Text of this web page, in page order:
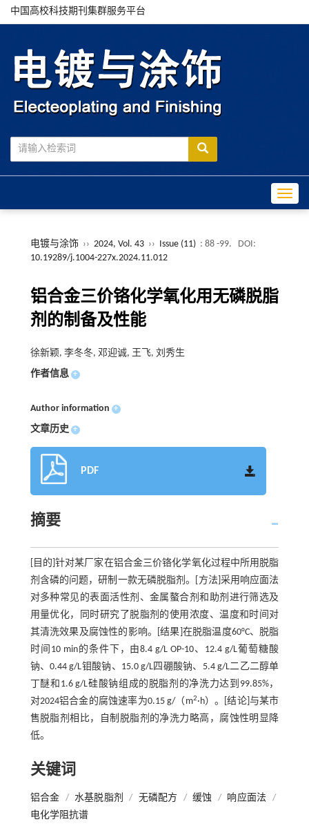
中国高校科技期刊集群服务平台
电镀与涂饰 ›› 2024, Vol. 43 ›› Issue (11) : 88 -99.
DOI:
10.19289/j.1004-227x.2024.11.012
铝合金三价铬化学氧化用无磷脱脂
剂的制备及性能
徐新颖, 李冬冬, 邓迎诚, 王飞, 刘秀生
作者信息 +
Author information +
文章历史 +
PDF
摘要
[目的]针对某厂家在铝合金三价铬化学氧化过程中所用脱脂
剂含磷的问题，研制一款无磷脱脂剂。[方法]采用响应面法
对多种常见的表面活性剂、金属螯合剂和助剂进行筛选及
用量优化，同时研究了脱脂剂的使用浓度、温度和时间对
其清洗效果及腐蚀性的影响。[结果]在脱脂温度60°C、脱脂
时间10 min的条件下，由8.4 g/L OP-10、12.4 g/L葡萄糖酸
钠、0.44 g/L钼酸钠、15.0 g/L四硼酸钠、5.4 g/L二乙二醇单
丁醚和1.6 g/L硅酸钠组成的脱脂剂的净洗力达到99.85%，
对2024铝合金的腐蚀速率为0.15 g/（m2·h）。[结论]与某市
售脱脂剂相比，自制脱脂剂的净洗力略高，腐蚀性明显降
低。
关键词
铝合金 / 水基脱脂剂 / 无磷配方 / 缓蚀 / 响应面法 /
电化学阻抗谱